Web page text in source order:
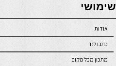
שימושי
אודות
כתבו לנו
מתכון מכל מקום